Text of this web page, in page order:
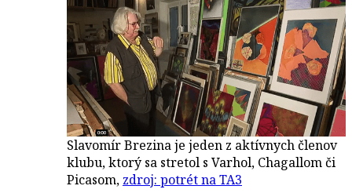
Slavomír Brezina je jeden z aktívnych členov
klubu, ktorý sa stretol s Varhol, Chagallom či
Picasom, zdroj: potrét na TA3